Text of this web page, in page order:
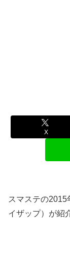
X
スマステの
イザップ）が紹